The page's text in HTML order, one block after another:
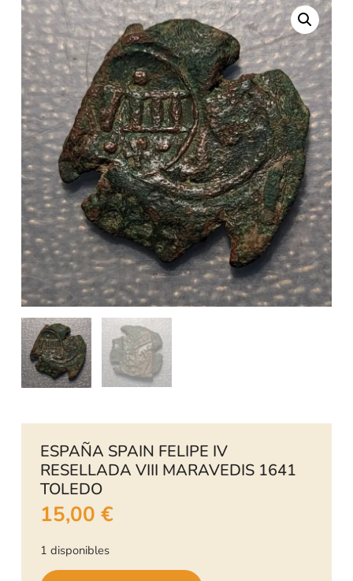
ESPAÑA SPAIN FELIPE IV
RESELLADA VIII MARAVEDIS 1641
TOLEDO
15,00 €
1 disponibles